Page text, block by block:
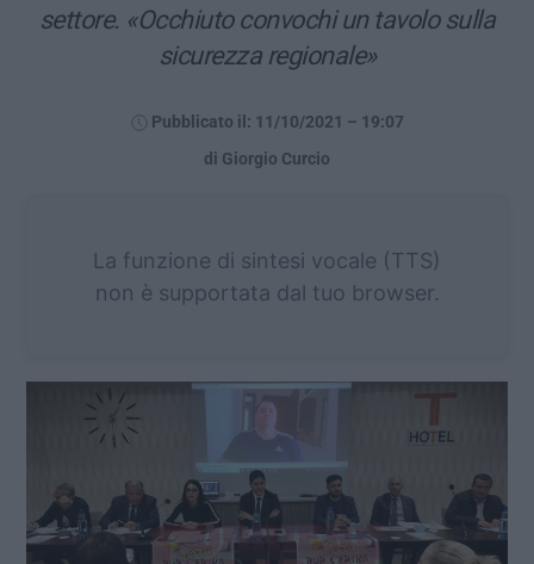
settore. «Occhiuto convochi un tavolo sulla
sicurezza regionale»
Pubblicato il: 11/10/2021 – 19:07
di Giorgio Curcio
La funzione di sintesi vocale (TTS)
non è supportata dal tuo browser.